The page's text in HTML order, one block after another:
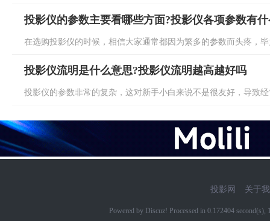
投影仪的参数主要看哪些方面?投影仪各项参数有
在选购投影仪的时候，相信大家通常都因为繁多的参数而头疼，
投影仪流明是什么意思?投影仪流明越高越好吗
投影仪的参数非常的复杂，这对新手小白来说不是很友好，导致
投影网 关于
Powered by Discuz! Processed in 0.172404